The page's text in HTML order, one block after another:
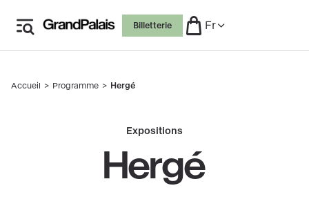
contenu
Billetterie Fr
Fil
Accueil Programme Hergé
Hergé
Expositions